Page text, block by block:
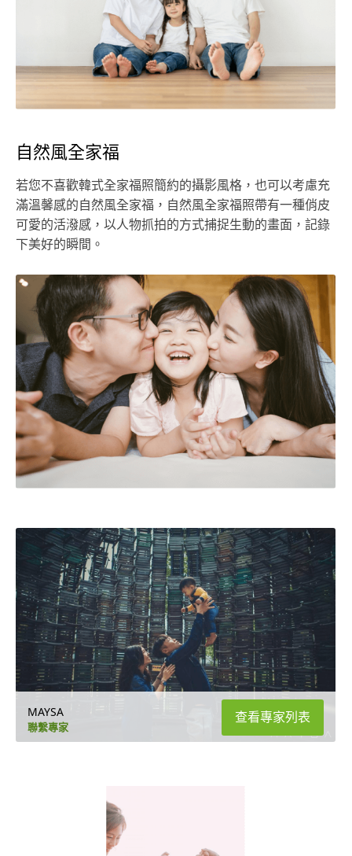
自然風全家福
若您不喜歡韓式全家福照簡約的攝影風格，也可以考慮充
滿溫馨感的自然風全家福，自然風全家福照帶有一種俏皮
可愛的活潑感，以人物抓拍的方式捕捉生動的畫面，記錄
下美好的瞬間。
MAYSA
聯繫專家
查看專家列表